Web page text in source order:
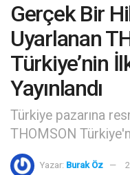
Gerçek Bir
Uyarlanan
Türkiye’nin
Yayınlandı
Türkiye pazarına
THOMSON
Yazar: Burak Öz